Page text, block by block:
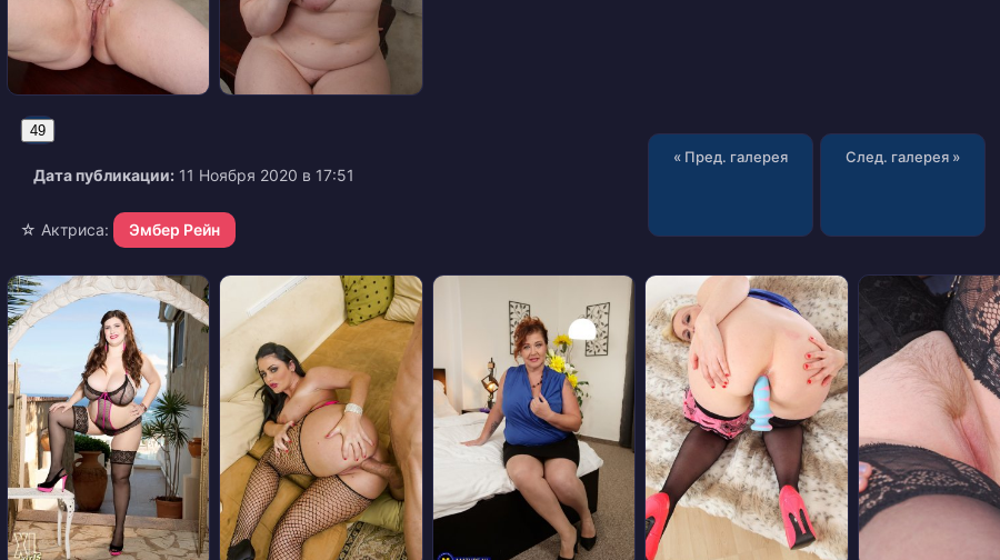
49
Дата публикации: 11 Ноября 2020 в 17:51
☆ Актриса: Эмбер Рейн
« Пред. галерея След. галерея »